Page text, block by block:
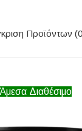
Προϊόντων
Άμεσα Διαθέσιμο